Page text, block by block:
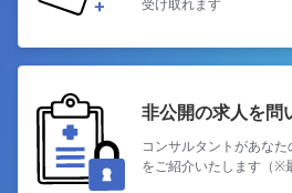
非公開の求人を問
コンサルタントがあなた
をご紹介いたします（※